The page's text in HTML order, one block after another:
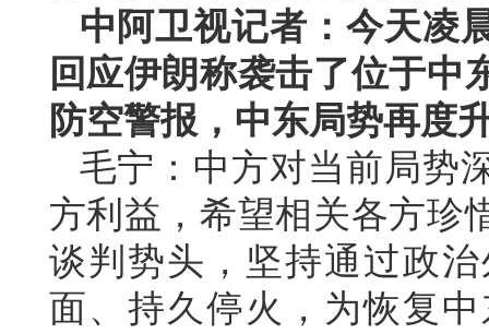
中阿卫视记者：今天凌
回应伊朗称袭击了位于中
防空警报，中东局势再度
毛宁：中方对当前局势
方利益，希望相关各方珍
谈判势头，坚持通过政
面、持久停火，为恢复